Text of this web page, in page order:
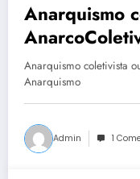
Anarquismo
Anarquismo
Anarquismo coletivista
Anarquismo
Admin 1